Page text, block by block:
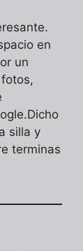
en
un
silla y
terminas